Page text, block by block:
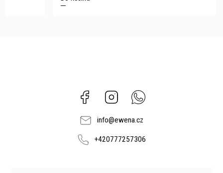
Facebook Instagram
info@ewena.cz
+420777257306